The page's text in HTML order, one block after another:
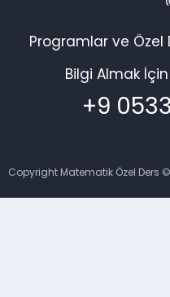
Programlar ve Özel
Bilgi Almak İçin
+9
Copyright Matematik Özel Ders ©